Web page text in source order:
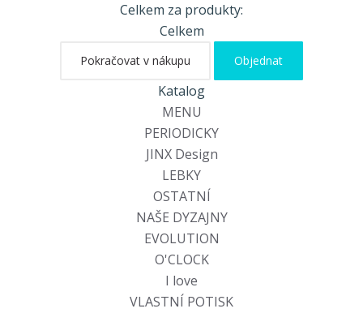
Celkem za produkty:
Celkem
Pokračovat v nákupu Objednat
Katalog
MENU
PERIODICKY
JINX Design
LEBKY
OSTATNÍ
NAŠE DYZAJNY
EVOLUTION
O'CLOCK
I love
VLASTNÍ POTISK